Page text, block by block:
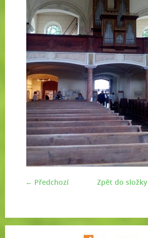
← Předchozí Zpět do složky